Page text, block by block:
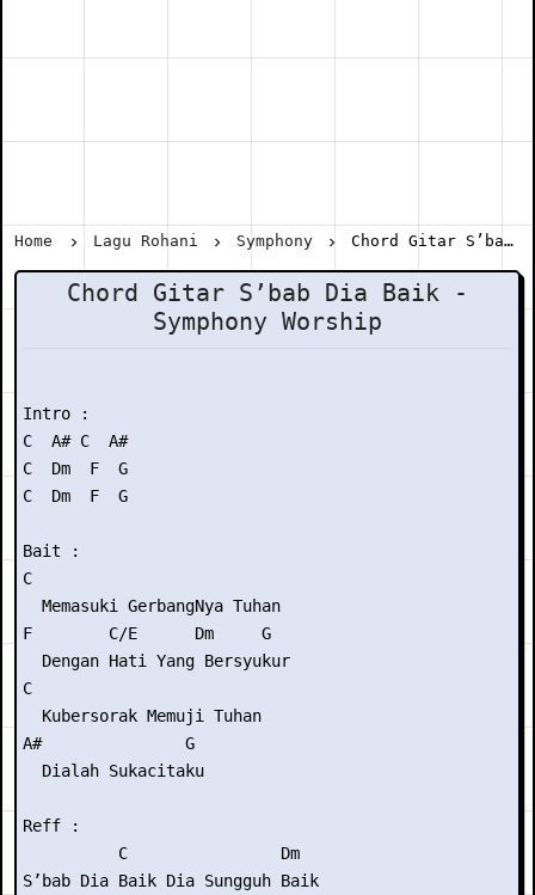
Home Lagu Rohani Symphony Chord Gitar S’bab Dia Baik - Symphony Worship
Chord Gitar S’bab Dia Baik -
Symphony Worship
Intro :
C  A# C  A#
C  Dm  F  G
C  Dm  F  G
Bait :
C
  Memasuki GerbangNya Tuhan
F        C/E      Dm     G
  Dengan Hati Yang Bersyukur
C
  Kubersorak Memuji Tuhan
A#               G
  Dialah Sukacitaku
Reff :
          C                Dm
S’bab Dia Baik Dia Sungguh Baik